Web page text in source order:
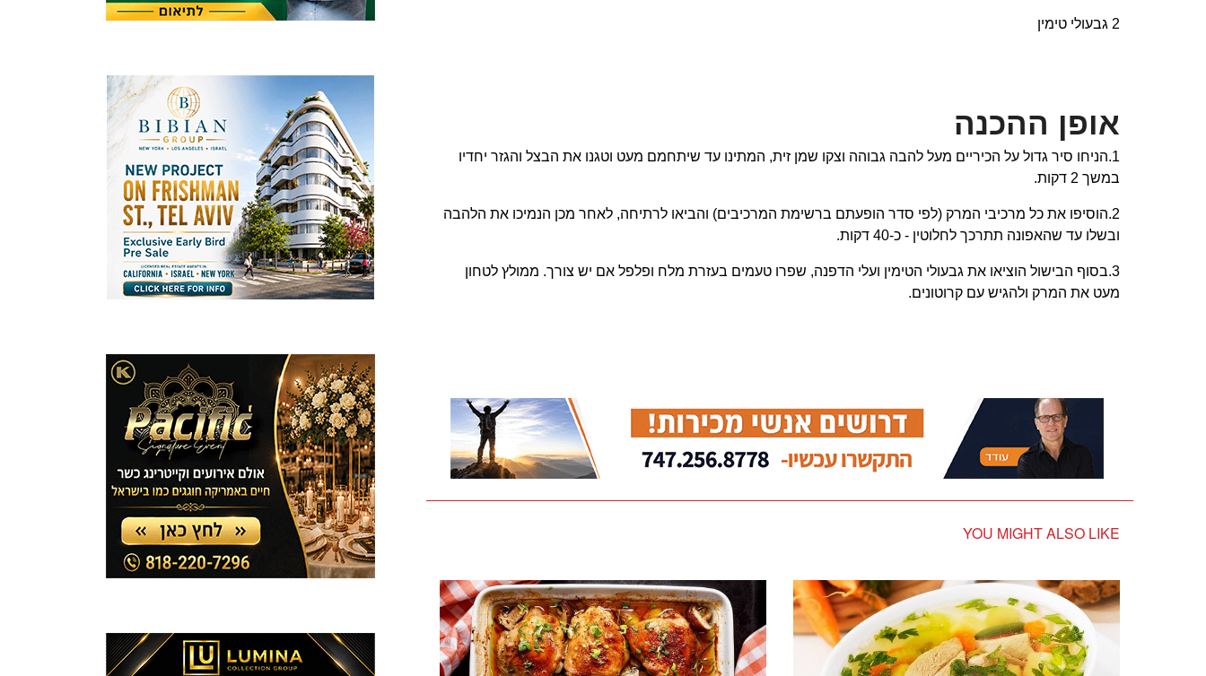
2 גבעולי טימין
אופן ההכנה
1.הניחו סיר גדול על הכיריים מעל להבה גבוהה וצקו שמן זית, המתינו עד שיתחמם מעט וטגנו את הבצל והגזר יחדיו
במשך 2 דקות.
2.הוסיפו את כל מרכיבי המרק (לפי סדר הופעתם ברשימת המרכיבים) והביאו לרתיחה, לאחר מכן הנמיכו את הלהבה
ובשלו עד שהאפונה תתרכך לחלוטין - כ-40 דקות.
3.בסוף הבישול הוציאו את גבעולי הטימין ועלי הדפנה, שפרו טעמים בעזרת מלח ופלפל אם יש צורך. ממולץ לטחון
מעט את המרק ולהגיש עם קרוטונים.
YOU MIGHT ALSO LIKE